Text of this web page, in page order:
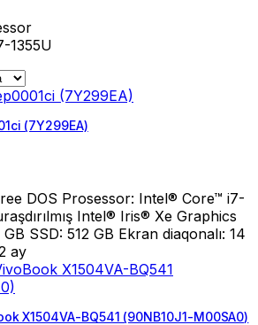
1355U
(7Y299EA)
DOS Prosessor: Intel® Core™ i7-
Intel® Iris® Xe Graphics
SSD: 512 GB Ekran diaqonalı: 14
ay
X1504VA-BQ541 (90NB10J1-M00SA0)